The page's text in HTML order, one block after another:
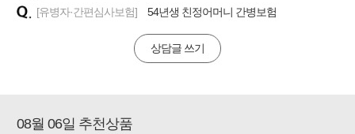
[유병자·간편심사보험]
54년생 친정어머니 간병보험
상담글 쓰기
08월 06일 추천상품